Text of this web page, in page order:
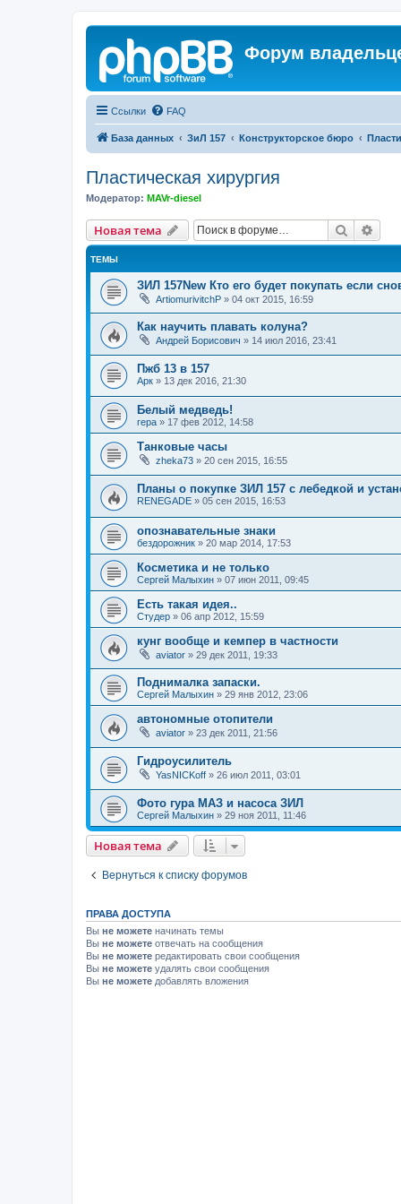
Форум
Ссылки FAQ
База данных ЗиЛ 157 Конструкторское бюро
Пластическая хирургия
Модератор: MAVr-diesel
Новая тема Поиск
ТЕМЫ
ЗИЛ 157New Кто его будет покупать если
ArtiomurivitchP » 04 окт 2015, 16:59
Как научить плавать колуна?
Андрей Борисович » 14 июл 2016, 23:41
Пжб 13 в 157
Арк » 13 дек 2016, 21:30
Белый медведь!
гера » 17 фев 2012, 14:58
Танковые часы
zheka73 » 20 сен 2015, 16:55
Планы о покупке ЗИЛ 157 с лебедкой и
RENEGADE » 05 сен 2015, 16:53
опознавательные знаки
бездорожник » 20 мар 2014, 17:53
Косметика и не только
Сергей Малыхин » 07 июн 2011, 09:45
Есть такая идея..
Студер » 06 апр 2012, 15:59
кунг вообще и кемпер в частности
aviator » 29 дек 2011, 19:33
Поднималка запаски.
Сергей Малыхин » 29 янв 2012, 23:06
автономные отопители
aviator » 23 дек 2011, 21:56
Гидроусилитель
YasNICKoff » 26 июл 2011, 03:01
Фото гура МАЗ и насоса ЗИЛ
Сергей Малыхин » 29 ноя 2011, 11:46
Новая тема
Вернуться к списку форумов
ПРАВА ДОСТУПА
Вы не можете начинать темы
Вы не можете отвечать на сообщения
Вы не можете редактировать свои сообщения
Вы не можете удалять свои сообщения
Вы не можете добавлять вложения